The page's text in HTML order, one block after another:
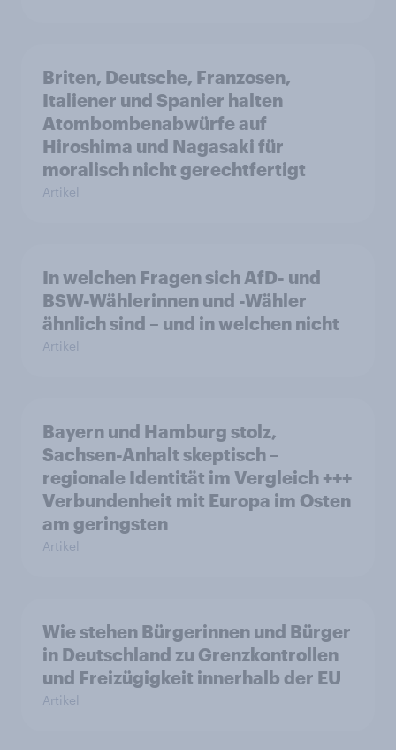
Briten, Deutsche, Franzosen,
Italiener und Spanier halten
Atombombenabwürfe auf
Hiroshima und Nagasaki für
moralisch nicht gerechtfertigt
Artikel
In welchen Fragen sich AfD- und
BSW-Wählerinnen und -Wähler
ähnlich sind – und in welchen nicht
Artikel
Bayern und Hamburg stolz,
Sachsen-Anhalt skeptisch –
regionale Identität im Vergleich +++
Verbundenheit mit Europa im Osten
am geringsten
Artikel
Wie stehen Bürgerinnen und Bürger
in Deutschland zu Grenzkontrollen
und Freizügigkeit innerhalb der EU
Artikel